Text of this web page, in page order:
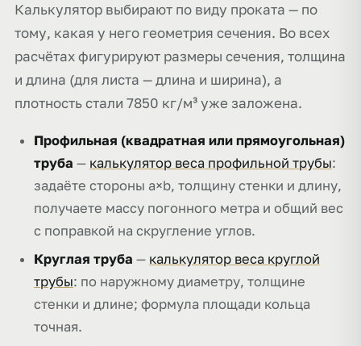
Калькулятор выбирают по виду проката — по
тому, какая у него геометрия сечения. Во всех
расчётах фигурируют размеры сечения, толщина
и длина (для листа — длина и ширина), а
плотность стали 7850 кг/м³ уже заложена.
Профильная (квадратная или прямоугольная)
труба — калькулятор веса профильной трубы:
задаёте стороны a×b, толщину стенки и длину,
получаете массу погонного метра и общий вес
с поправкой на скругление углов.
Круглая труба — калькулятор веса круглой
трубы: по наружному диаметру, толщине
стенки и длине; формула площади кольца
точная.